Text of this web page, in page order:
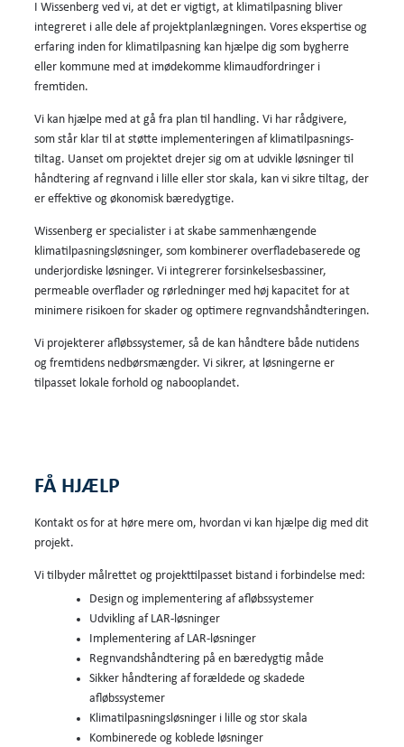
I Wissenberg ved vi, at det er vigtigt, at klimatilpasning bliver
integreret i alle dele af projektplanlægningen. Vores ekspertise og
erfaring inden for klimatilpasning kan hjælpe dig som bygherre
eller kommune med at imødekomme klima­udfordringer i
fremtiden.
Vi kan hjælpe med at gå fra plan til handling. Vi har rådgivere,
som står klar til at støtte implementeringen af klima­tilpasnings­
tiltag. Uanset om projektet drejer sig om at udvikle løsninger til
håndtering af regnvand i lille eller stor skala, kan vi sikre tiltag, der
er effektive og økonomisk bæredygtige.
Wissenberg er specialister i at skabe sammenhængende
klimatilpasnings­løsninger, som kombinerer overfladebaserede og
underjordiske løsninger. Vi integrerer forsinkelsesbassiner,
permeable overflader og rørledninger med høj kapacitet for at
minimere risikoen for skader og optimere regnvands­håndteringen.
Vi projekterer afløbssystemer, så de kan håndtere både nutidens
og fremtidens nedbørsmængder. Vi sikrer, at løsningerne er
tilpasset lokale forhold og nabooplandet.
FÅ HJÆLP
Kontakt os for at høre mere om, hvordan vi kan hjælpe dig med dit
projekt.
Vi tilbyder målrettet og projekttilpasset bistand i forbindelse med:
Design og implementering af afløbssystemer
Udvikling af LAR-løsninger
Implementering af LAR-løsninger
Regnvandshåndtering på en bæredygtig måde
Sikker håndtering af forældede og skadede
afløbssystemer
Klimatilpasningsløsninger i lille og stor skala
Kombinerede og koblede løsninger